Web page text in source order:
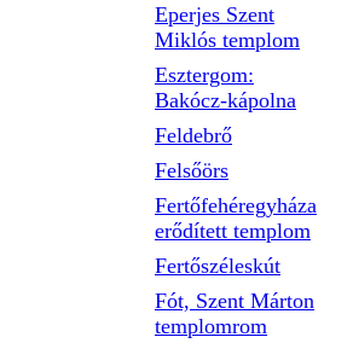
Eperjes Szent
Miklós templom
Esztergom:
Bakócz-kápolna
Feldebrő
Felsőörs
Fertőfehéregyháza
erődített templom
Fertőszéleskút
Fót, Szent Márton
templomrom